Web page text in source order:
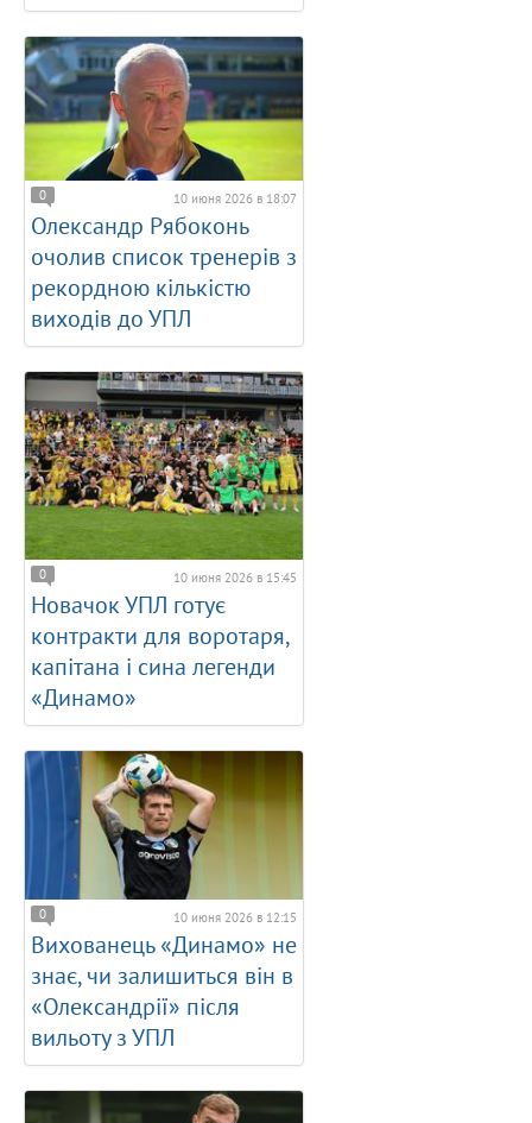
0 10 июня 2026 в 18:07
Олександр Рябоконь
очолив список тренерів з
рекордною кількістю
виходів до УПЛ
0 10 июня 2026 в 15:45
Новачок УПЛ готує
контракти для воротаря,
капітана і сина легенди
«Динамо»
0 10 июня 2026 в 12:15
Вихованець «Динамо» не
знає, чи залишиться він в
«Олександрії» після
вильоту з УПЛ